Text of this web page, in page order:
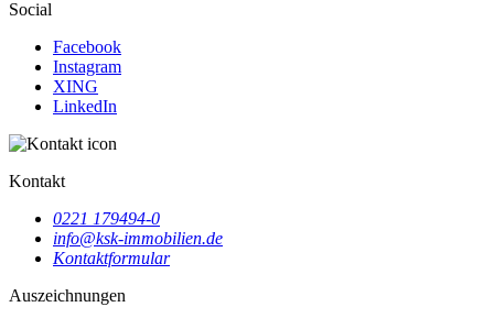
Social
Facebook
Instagram
XING
LinkedIn
Kontakt
0221 179494-0
info@ksk-immobilien.de
Kontaktformular
Auszeichnungen